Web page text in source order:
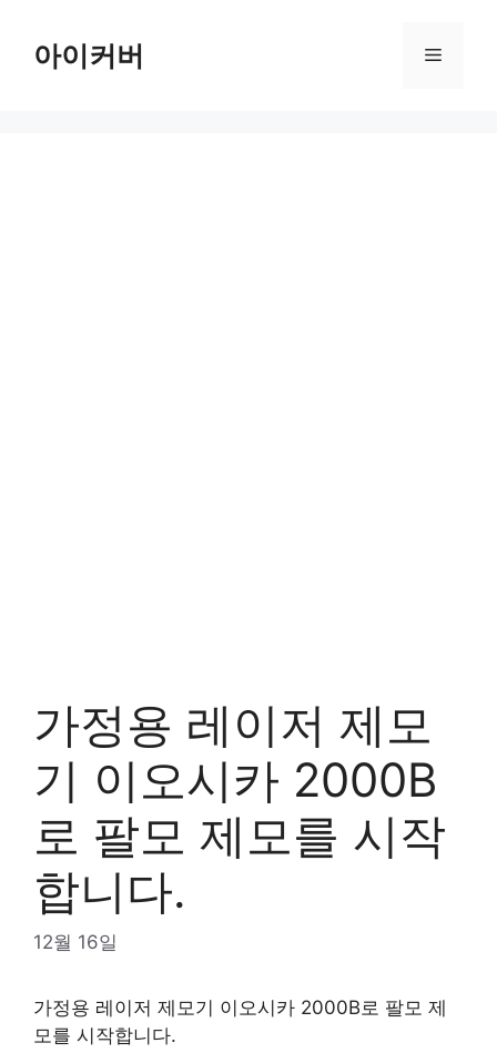
content아이커버 Menu
가정용 레이저 제모
기 이오시카 2000B
로 팔모 제모를 시작
합니다.
12월 16일
가정용 레이저 제모기 이오시카 2000B로 팔모 제
모를 시작합니다.